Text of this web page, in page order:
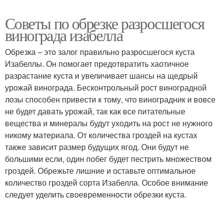
Советы по обрезке разросшегося
винограда изабелла
Обрезка – это залог правильно разросшегося куста
Изабеллы. Он помогает предотвратить хаотичное
разрастание куста и увеличивает шансы на щедрый
урожай винограда. Бесконтрольный рост виноградной
лозы способен привести к тому, что виноградник и вовсе
не будет давать урожай, так как все питательные
вещества и минералы будут уходить на рост не нужного
никому материала. От количества гроздей на кустах
также зависит размер будущих ягод. Они будут не
большими если, один побег будет пестрить множеством
гроздей. Обрежьте лишние и оставьте оптимальное
количество гроздей сорта Изабелла. Особое внимание
следует уделить своевременности обрезки куста.